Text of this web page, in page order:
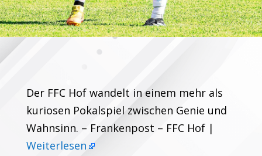
Der FFC Hof wandelt in einem mehr als
kuriosen Pokalspiel zwischen Genie und
Wahnsinn. – Frankenpost – FFC Hof |
Weiterlesen